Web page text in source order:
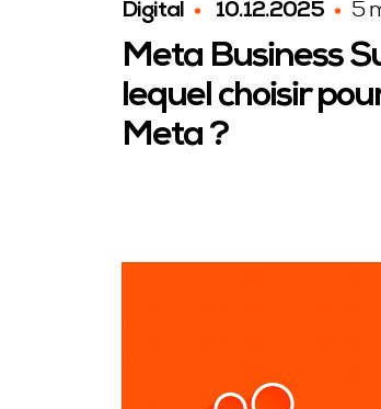
Digital 10.12.2025 5
Meta Business
lequel choisir
Meta ?